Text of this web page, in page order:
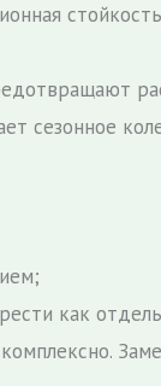
сезонное
как